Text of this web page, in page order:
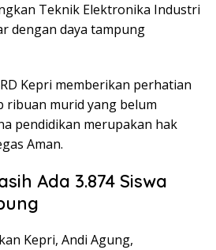
Teknik Elektronika Industri
dengan daya tampung
Kepri memberikan perhatian
ribuan murid yang belum
pendidikan merupakan hak
Aman.
Ada 3.874 Siswa
Kepri, Andi Agung,